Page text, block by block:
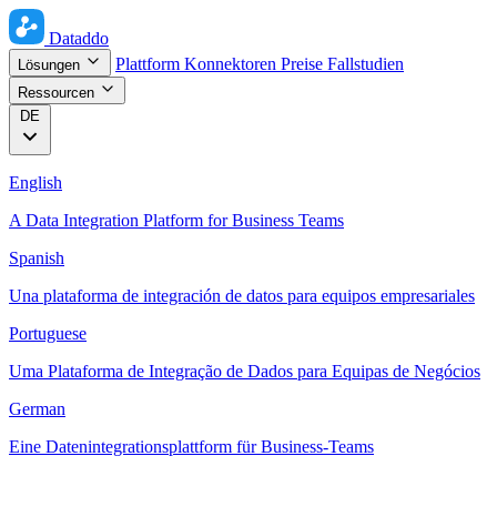
Dataddo
Lösungen Plattform Konnektoren Preise Fallstudien
Ressourcen
DE
English
A Data Integration Platform for Business Teams
Spanish
Una plataforma de integración de datos para equipos empresariales
Portuguese
Uma Plataforma de Integração de Dados para Equipas de Negócios
German
Eine Datenintegrationsplattform für Business-Teams